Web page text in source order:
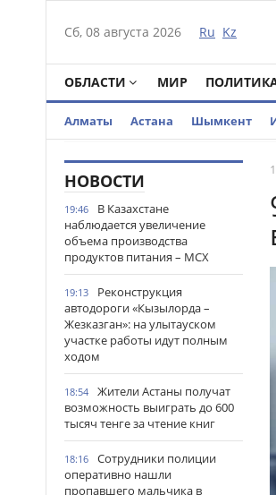
Сб, 08 августа 2026 Ru Kz
ОБЛАСТИ МИР
Алматы Астана Шымкент
НОВОСТИ
19:46
В Казахстане
наблюдается увеличение
объема производства
продуктов питания – МСХ
19:13
Реконструкция
автодороги «Кызылорда –
Жезказган»: на улытауском
участке работы идут полным
ходом
18:54
Жители Астаны получат
возможность выиграть до 600
тысяч тенге за чтение книг
18:16
Сотрудники полиции
оперативно нашли
пропавшего мальчика в